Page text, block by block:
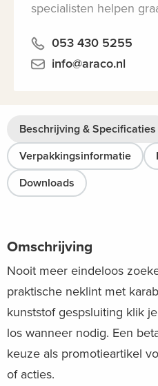
specialisten helpen
053 430 5255
info@araco.nl
Beschrijving & Specificaties
Verpakkingsinformatie
Downloads
Omschrijving
Nooit meer eindeloos
praktische neklint met
kunststof gespsluiting klik
los wanneer nodig. Een
keuze als promotieartikel
of acties.